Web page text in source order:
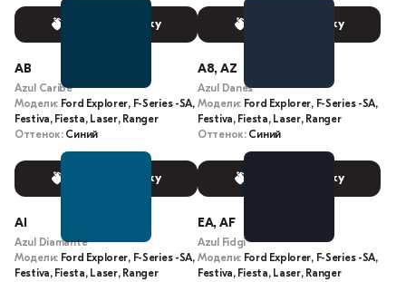
Выбрать краску Выбрать краску
AB
Azul Caribe
Модели: Ford Explorer, F-Series -SA,
Festiva, Fiesta, Laser, Ranger
Оттенок: Синий
Выбрать краску
A8, AZ
Azul Danes
Модели: Ford Explorer, F-Series -SA,
Festiva, Fiesta, Laser, Ranger
Оттенок: Синий
Выбрать краску
AI
Azul Diamante
Модели: Ford Explorer, F-Series -SA,
Festiva, Fiesta, Laser, Ranger
EA, AF
Azul Fidgi
Модели: Ford Explorer, F-Series -SA,
Festiva, Fiesta, Laser, Ranger